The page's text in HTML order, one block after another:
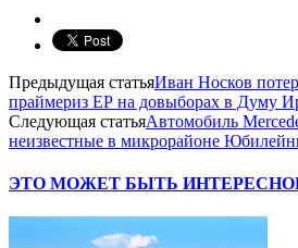
Предыдущая статьяИван Носков
праймериз ЕР на довыборах в Думу
Следующая статьяАвтомобиль
неизвестные в микрорайоне
ЭТО МОЖЕТ БЫТЬ ИНТЕРЕСНО